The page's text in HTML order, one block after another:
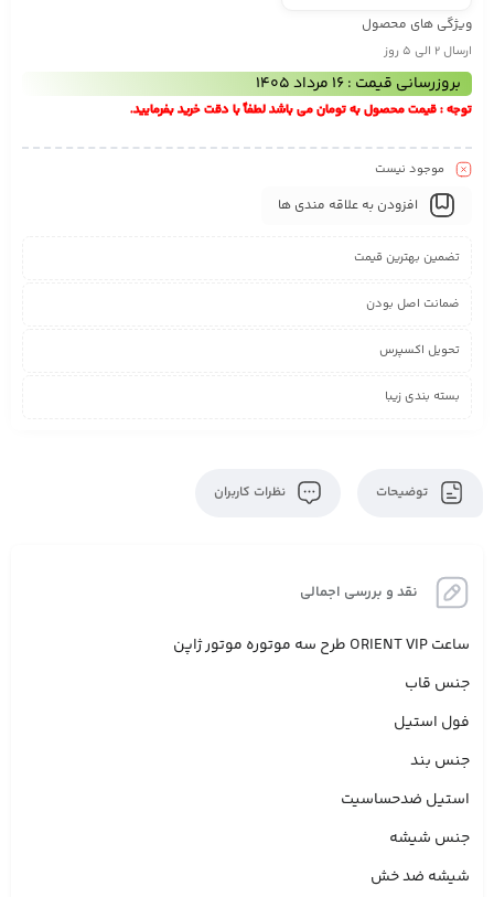
ویژگی های محصول
ارسال 2 الی 5 روز
بروزرسانی قیمت : 16 مرداد 1405
توجه : قیمت محصول به تومان می باشد لطفاً با دقت خرید بفرمایید.
موجود نیست
افزودن به علاقه مندی ها
تضمین بهترین قیمت
ضمانت اصل بودن
تحویل اکسپرس
بسته بندی زیبا
توضیحات نظرات کاربران
نقد و بررسی اجمالی
ساعت ORIENT VIP طرح سه موتوره موتور ژاپن
جنس قاب
فول استیل
جنس بند
استیل ضدحساسیت
جنس شیشه
شیشه ضد خش